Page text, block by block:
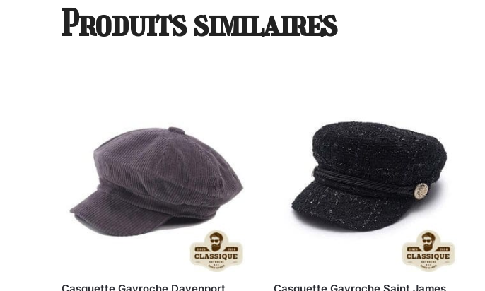
Produits similaires